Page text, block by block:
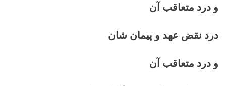
و درد متعاقب آن
درد نقض عهد و پيمان شان
و درد متعاقب آن